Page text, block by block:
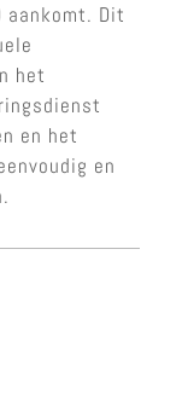
Dit
het
en het
en